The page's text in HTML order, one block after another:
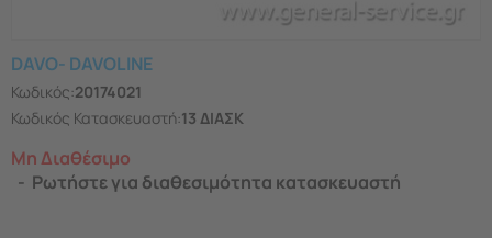
DAVO- DAVOLINE
Κωδικός:20174021
Κωδικός Κατασκευαστή:13 ΔΙΑΣΚ
Μη Διαθέσιμο
Ρωτήστε για διαθεσιμότητα κατασκευαστή